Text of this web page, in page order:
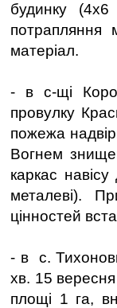
будинку
потрапляння
матеріал.
- в с-щі
провулку
пожежа
Вогнем
каркас
металеві).
цінностей
- в с.
хв. 15 вересня
площі 1 га,